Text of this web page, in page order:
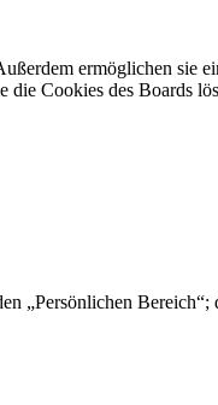
ermöglichen sie
die Cookies des Boards
„Persönlichen